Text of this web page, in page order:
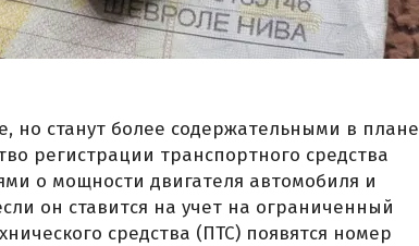
но станут более содержательными в плане
регистрации транспортного средства
о мощности двигателя автомобиля и
он ставится на учет на ограниченный
средства (ПТС) появятся номер